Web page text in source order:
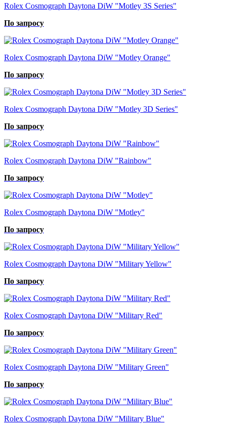
Rolex Cosmograph Daytona DiW "Motley 3S Series"
По запросу
Rolex Cosmograph Daytona DiW "Motley Orange"
По запросу
Rolex Cosmograph Daytona DiW "Motley 3D Series"
По запросу
Rolex Cosmograph Daytona DiW "Rainbow"
По запросу
Rolex Cosmograph Daytona DiW "Motley"
По запросу
Rolex Cosmograph Daytona DiW "Military Yellow"
По запросу
Rolex Cosmograph Daytona DiW "Military Red"
По запросу
Rolex Cosmograph Daytona DiW "Military Green"
По запросу
Rolex Cosmograph Daytona DiW "Military Blue"